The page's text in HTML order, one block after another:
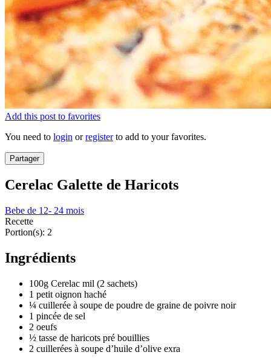
Add this post to favorites
You need to login orregisterto add to your favorites.
Partager
Cerelac Galette de Haricots
Bebe de 12- 24 mois
Recette
Portion(s): 2
Ingrédients
100g Cerelac mil (2 sachets)
1 petit oignon haché
¼ cuillerée à soupe de poudre de graine de poivre noir
1 pincée de sel
2 oeufs
½ tasse de haricots pré bouillies
2 cuillerées à soupe d’huile d’olive exra